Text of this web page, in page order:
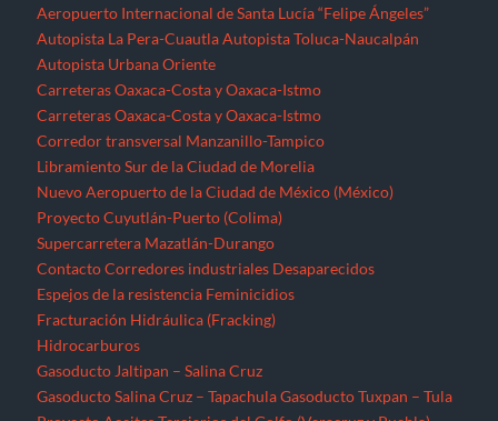
Aeropuerto Internacional de Santa Lucía “Felipe Ángeles”
Autopista La Pera-Cuautla Autopista Toluca-Naucalpán
Autopista Urbana Oriente
Carreteras Oaxaca-Costa y Oaxaca-Istmo
Carreteras Oaxaca-Costa y Oaxaca-Istmo
Corredor transversal Manzanillo-Tampico
Libramiento Sur de la Ciudad de Morelia
Nuevo Aeropuerto de la Ciudad de México (México)
Proyecto Cuyutlán-Puerto (Colima)
Supercarretera Mazatlán-Durango
Contacto Corredores industriales Desaparecidos
Espejos de la resistencia Feminicidios
Fracturación Hidráulica (Fracking)
Hidrocarburos
Gasoducto Jaltipan – Salina Cruz
Gasoducto Salina Cruz – Tapachula Gasoducto Tuxpan – Tula